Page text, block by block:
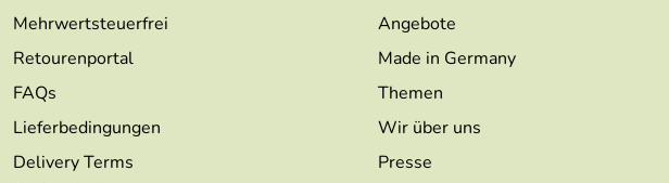
Mehrwertsteuerfrei
Retourenportal
FAQs
Lieferbedingungen
Delivery Terms
Angebote
Made in Germany
Themen
Wir über uns
Presse